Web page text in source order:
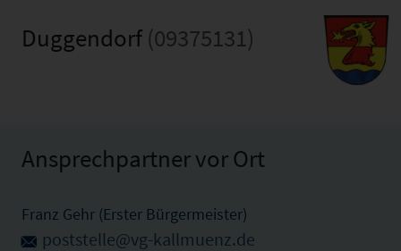
Duggendorf (09375131)
Ansprechpartner vor Ort
Franz Gehr (Erster Bürgermeister)
poststelle@vg-kallmuenz.de